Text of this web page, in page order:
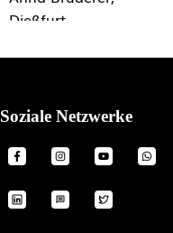
Soziale Netzwerke